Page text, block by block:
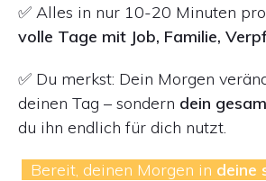
✅ Alles in nur 10-20 Minuten
volle Tage mit Job, Familie,
✅ Du merkst: Dein Morgen
deinen Tag – sondern dein
du ihn endlich für dich nutzt.
Bereit, deinen Morgen in deine